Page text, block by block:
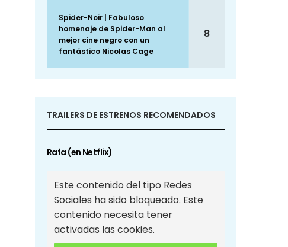
Spider-Noir | Fabuloso
homenaje de Spider-Man al
mejor cine negro con un
fantástico Nicolas Cage
8
TRAILERS DE ESTRENOS RECOMENDADOS
Rafa (en Netflix)
Este contenido del tipo Redes
Sociales ha sido bloqueado. Este
contenido necesita tener
activadas las cookies.